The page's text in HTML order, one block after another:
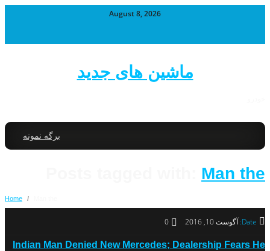
August 8, 2026
ماشین های جدید
برگه نمونه
Man the
Home /
Date: آگوست 10, 2016 0
Indian Man Denied New Mercedes; Dealership Fears He